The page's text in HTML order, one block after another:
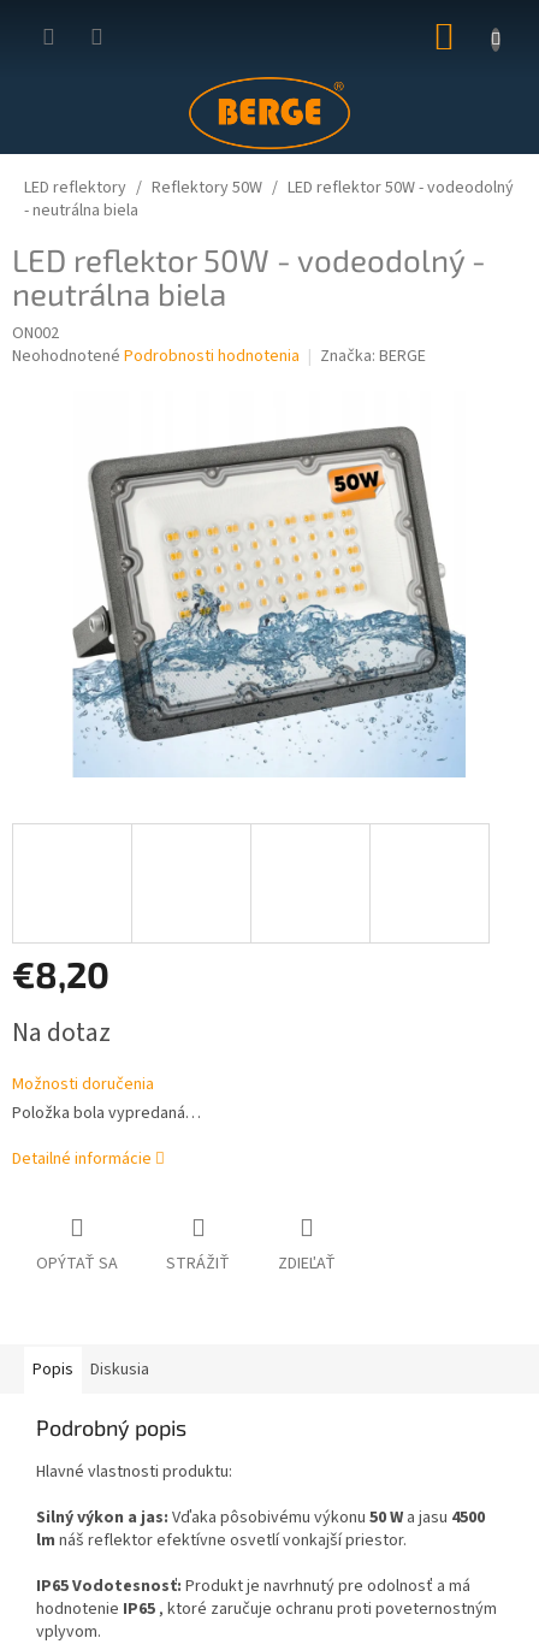
KOŠÍK
LED reflektory Reflektory 50W
LED reflektor 50W - vodeodolný
- neutrálna biela
LED reflektor 50W - vodeodolný -
neutrálna biela
ON002
Priemerné
hviezdičiek.
Neohodnotené Podrobnosti hodnotenia Značka: BERGE
€8,20
cena:
Na dotaz
Možnosti doručenia
Položka bola vypredaná…
Detailné informácie
OPÝTAŤ SA STRÁŽIŤ ZDIEĽAŤ
Popis Diskusia
Podrobný popis
Hlavné vlastnosti produktu:
Silný výkon a jas: Vďaka pôsobivému výkonu 50 W a jasu 4500
lm náš reflektor efektívne osvetlí vonkajší priestor.
IP65 Vodotesnosť: Produkt je navrhnutý pre odolnosť a má
hodnotenie IP65, ktoré zaručuje ochranu proti poveternostným
vplyvom.